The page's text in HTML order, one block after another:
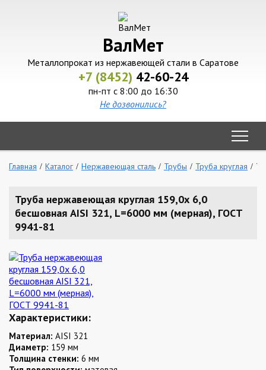
ВалМет
Металлопрокат из нержавеющей стали в Саратове
+7 (8452) 42-60-24
пн-пт с 8:00 до 16:30
Не дозвонились?
Главная Каталог Нержавеющая сталь Трубы Труба круглая
Труба нержавеющая круглая 159,0х 6,0
бесшовная AISI 321, L=6000 мм (мерная), ГОСТ
9941-81
Характеристики:
Материал: AISI 321
Диаметр: 159 мм
Толщина стенки: 6 мм